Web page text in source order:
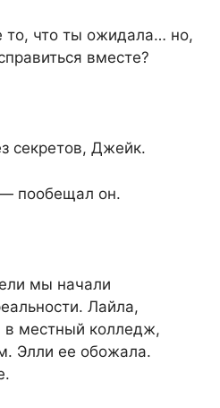
то, что ты ожидала… но,
вместе?
секретов, Джейк.
пообещал он.
мы начали
Лайла,
в местный колледж,
Элли ее обожала.